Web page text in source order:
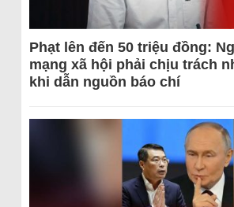
Phạt lên đến 50 triệu đồng:
mạng xã hội phải chịu trách
khi dẫn nguồn báo chí